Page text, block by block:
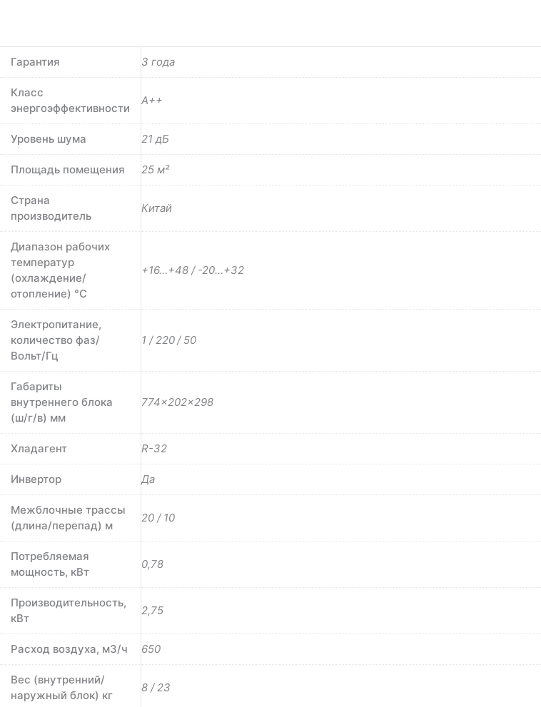
Гарантия 3 года
Класс
энергоэффективности
A++
Уровень шума 21 дБ
Площадь помещения 25 м²
Страна
производитель
Китай
Диапазон рабочих
температур
(охлаждение/
отопление) °C
+16…+48 / -20…+32
Электропитание,
количество фаз/
Вольт/Гц
1 / 220 / 50
Габариты
внутреннего блока
(ш/г/в) мм
774×202×298
Хладагент R-32
Инвертор Да
Межблочные трассы
(длина/перепад) м
20 / 10
Потребляемая
мощность, кВт
0,78
Производительность,
кВт
2,75
Расход воздуха, м3/ч 650
Вес (внутренний/
наружный блок) кг
8 / 23